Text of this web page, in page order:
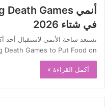
في شتاء 2026
Death Games to Put Food on…
أكمل القراءة »